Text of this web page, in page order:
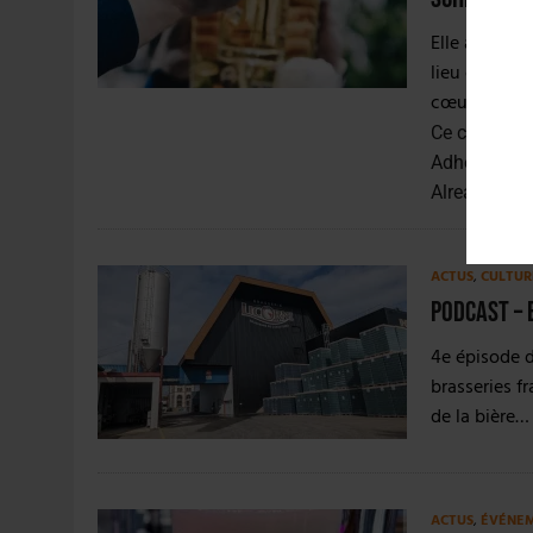
Elle aura
lieu et
cœur de…...
Ce contenu
Adhérer
Already a
ACTUS,
4e épisode
brasseries
de la bière…
ACTUS,